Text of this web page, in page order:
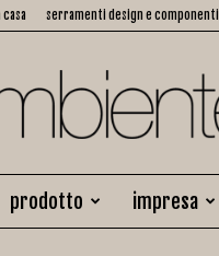
serramenti design e componenti
prodotto impresa